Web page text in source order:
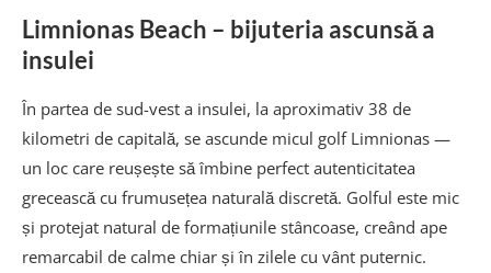
Limnionas Beach – bijuteria ascunsă a
insulei
În partea de sud-vest a insulei, la aproximativ 38 de
kilometri de capitală, se ascunde micul golf Limnionas —
un loc care reușește să îmbine perfect autenticitatea
grecească cu frumusețea naturală discretă. Golful este mic
și protejat natural de formațiunile stâncoase, creând ape
remarcabil de calme chiar și în zilele cu vânt puternic.